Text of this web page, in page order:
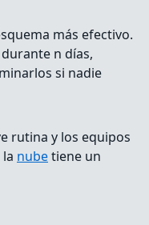
más efectivo.
n días,
si nadie
rutina y los equipos
nubetiene un